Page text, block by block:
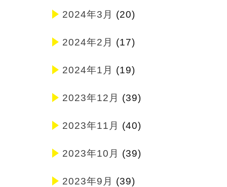
2024年3月 (20)
2024年2月 (17)
2024年1月 (19)
2023年12月 (39)
2023年11月 (40)
2023年10月 (39)
2023年9月 (39)